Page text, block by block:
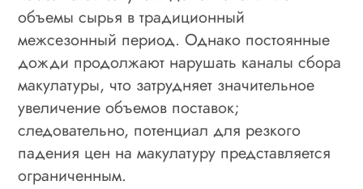
объемы сырья в традиционный
межсезонный период. Однако постоянные
дожди продолжают нарушать каналы сбора
макулатуры, что затрудняет значительное
увеличение объемов поставок;
следовательно, потенциал для резкого
падения цен на макулатуру представляется
ограниченным.